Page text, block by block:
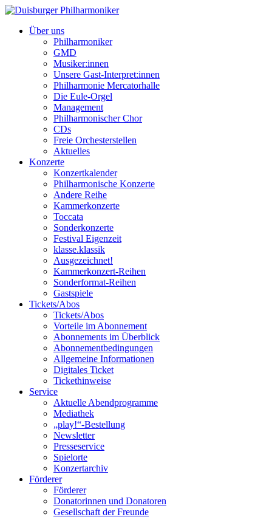
Über uns
Philharmoniker
GMD
Musiker:innen
Unsere Gast-Interpret:innen
Philharmonie Mercatorhalle
Die Eule-Orgel
Management
Philharmonischer Chor
CDs
Freie Orchesterstellen
Aktuelles
Konzerte
Konzertkalender
Philharmonische Konzerte
Andere Reihe
Kammerkonzerte
Toccata
Sonderkonzerte
Festival Eigenzeit
klasse.klassik
Ausgezeichnet!
Kammerkonzert-Reihen
Sonderformat-Reihen
Gastspiele
Tickets/Abos
Tickets/Abos
Vorteile im Abonnement
Abonnements im Überblick
Abonnement­bedingungen
Allgemeine Informationen
Digitales Ticket
Ticket­hinweise
Service
Aktuelle Abendprogramme
Mediathek
„play!“-Bestellung
Newsletter
Presseservice
Spielorte
Konzertarchiv
Förderer
Förderer
Donatorinnen und Donatoren
Gesellschaft der Freunde